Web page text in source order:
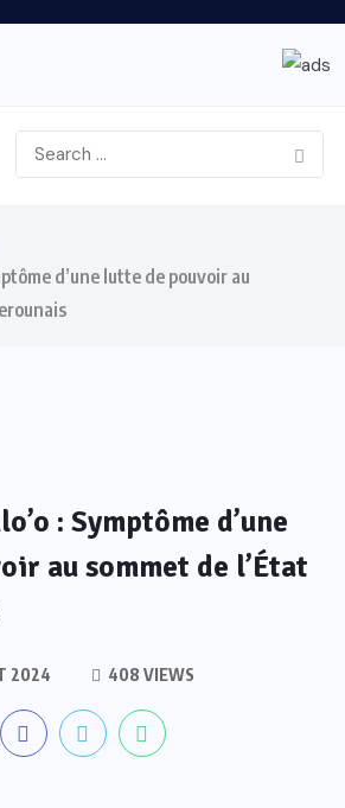
d’une lutte de pouvoir au
: Symptôme d’une
au sommet de l’État
2024 408 VIEWS